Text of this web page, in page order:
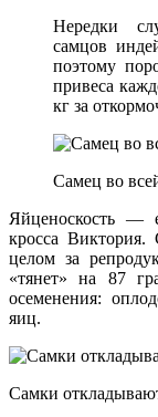
Нередки
самцов
поэтому
привеса
кг за
Самец во
Яйценоскость —
кросса
целом за
«тянет» на 87
осеменения:
яиц.
Самки